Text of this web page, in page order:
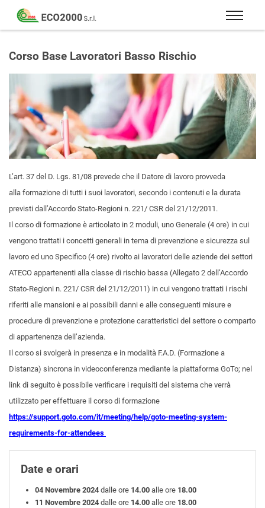
Eco
2000
Formazione
consulenza
la
sicurezza
sul
lavoro
–
81/08
Corso Base Lavoratori Basso Rischio
L’art. 37 del D. Lgs. 81/08 prevede che il Datore di lavoro provveda
alla formazione di tutti i suoi lavoratori, secondo i contenuti e la durata
previsti dall’Accordo Stato-Regioni n. 221/ CSR del 21/12/2011.
Il corso di formazione è articolato in 2 moduli, uno Generale (4 ore) in cui
vengono trattati i concetti generali in tema di prevenzione e sicurezza sul
lavoro ed uno Specifico (4 ore) rivolto ai lavoratori delle aziende dei settori
ATECO appartenenti alla classe di rischio bassa (Allegato 2 dell’Accordo
Stato-Regioni n. 221/ CSR del 21/12/2011) in cui vengono trattati i rischi
riferiti alle mansioni e ai possibili danni e alle conseguenti misure e
procedure di prevenzione e protezione caratteristici del settore o comparto
di appartenenza dell’azienda.
Il corso si svolgerà in presenza e in modalità F.A.D. (Formazione a
Distanza) sincrona in videoconferenza mediante la piattaforma GoTo; nel
link di seguito è possibile verificare i requisiti del sistema che verrà
utilizzato per effettuare il corso di formazione
https://support.goto.com/it/meeting/help/goto-meeting-system-
requirements-for-attendees
Date e orari
04 Novembre 2024 dalle ore 14.00 alle ore 18.00
11 Novembre 2024 dalle ore 14.00 alle ore 18.00